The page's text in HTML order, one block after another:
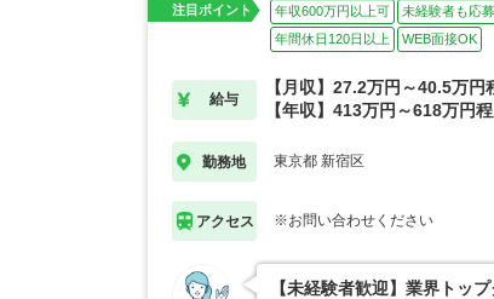
注目ポイント 年収600万円以上可 未経験者も応
年間休日120日以上
WEB面接OK
給与
【月収】27.2万円～40.5万円
【年収】413万円～618万円
勤務地 東京都 新宿区
アクセス ※お問い合わせください
【未経験者歓迎】業界トッ